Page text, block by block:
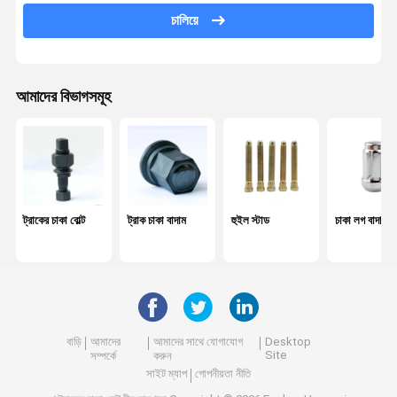
চাকা ভারসাম্য ওজন
কেন্দ্র বিয়ারিং
স্ক্রু এবং বাদাম
হুইল স্পেসার
চালিয়ে
আমাদের বিভাগসমূহ
ট্রাকের চাকা বোল্ট ট্রাক চাকা বাদাম হুইল স্টাড চাকা লগ বাদাম
বাড়ি
আমাদের
সম্পর্কে
আমাদের সাথে যোগাযোগ
করুন
Desktop
Site
সাইট ম্যাপ
গোপনীয়তা নীতি